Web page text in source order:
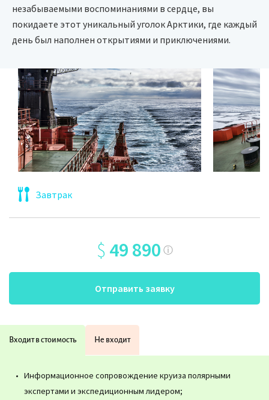
незабываемыми воспоминаниями в сердце, вы
покидаете этот уникальный уголок Арктики, где каждый
день был наполнен открытиями и приключениями.
Завтрак
ⓘ
$ 49 890
Отправить заявку
Входит в стоимость Не входит
Информационное сопровождение круиза полярными
экспертами и экспедиционным лидером;